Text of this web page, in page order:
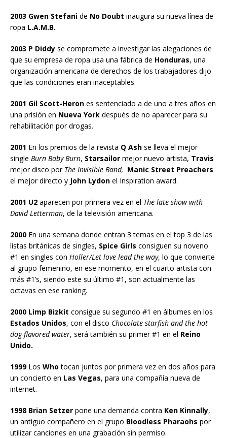
2003 Gwen Stefani de No Doubt inaugura su nueva línea de
ropa L.A.M.B.
2003 P Diddy se compromete a investigar las alegaciones de
que su empresa de ropa usa una fábrica de Honduras, una
organización americana de derechos de los trabajadores dijo
que las condiciones eran inaceptables.
2001 Gil Scott-Heron es sentenciado a de uno a tres años en
una prisión en Nueva York después de no aparecer para su
rehabilitación por drogas.
2001 En los premios de la revista Q Ash se lleva el mejor
single Burn Baby Burn, Starsailor mejor nuevo artista, Travis
mejor disco por The Invisible Band, Manic Street Preachers
el mejor directo y John Lydon el Inspiration award.
2001 U2 aparecen por primera vez en el The late show with
David Letterman, de la televisión americana.
2000 En una semana donde entran 3 temas en el top 3 de las
listas británicas de singles, Spice Girls consiguen su noveno
#1 en singles con Holler/Let love lead the way, lo que convierte
al grupo femenino, en ese momento, en el cuarto artista con
más #1’s, siendo este su último #1, son actualmente las
octavas en ese ranking.
2000 Limp Bizkit consigue su segundo #1 en álbumes en los
Estados Unidos, con el disco Chocolate starfish and the hot
dog flavored water, será también su primer #1 en el Reino
Unido.
1999Los Who tocan juntos por primera vez en dos años para
un concierto en Las Vegas, para una compañía nueva de
internet.
1998 Brian Setzer pone una demanda contra Ken Kinnally,
un antiguo compañero en el grupo Bloodless Pharaohs por
utilizar canciones en una grabación sin permiso.